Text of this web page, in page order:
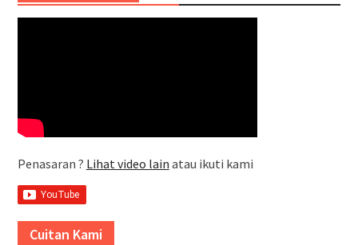
Penasaran ? Lihat video lain atau ikuti kami
Cuitan Kami